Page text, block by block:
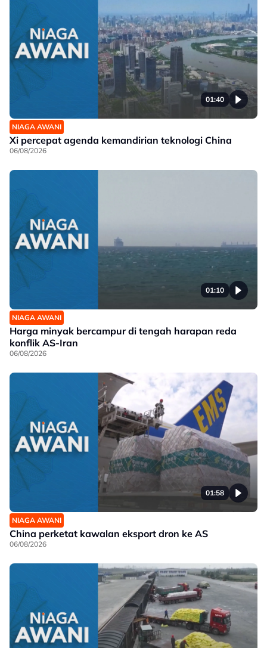
01:40
NIAGA AWANI
Xi percepat agenda kemandirian teknologi China
06/08/2026
01:10
NIAGA AWANI
Harga minyak bercampur di tengah harapan reda
konflik AS-Iran
06/08/2026
01:58
NIAGA AWANI
China perketat kawalan eksport dron ke AS
06/08/2026